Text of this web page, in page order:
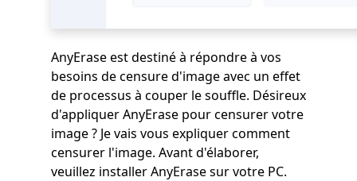
AnyErase est destiné à répondre à vos
besoins de censure d'image avec un effet
de processus à couper le souffle. Désireux
d'appliquer AnyErase pour censurer votre
image ? Je vais vous expliquer comment
censurer l'image. Avant d'élaborer,
veuillez installer AnyErase sur votre PC.